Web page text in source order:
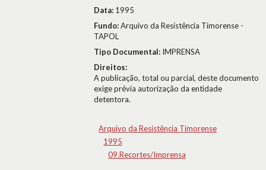
Data: 1995
Fundo:Arquivo da Resistência Timorense -
TAPOL
Tipo Documental: IMPRENSA
Direitos:
A publicação, total ou parcial, deste documento
exige prévia autorização da entidade
detentora.
Arquivo da Resistência Timorense
1995
09.Recortes/Imprensa